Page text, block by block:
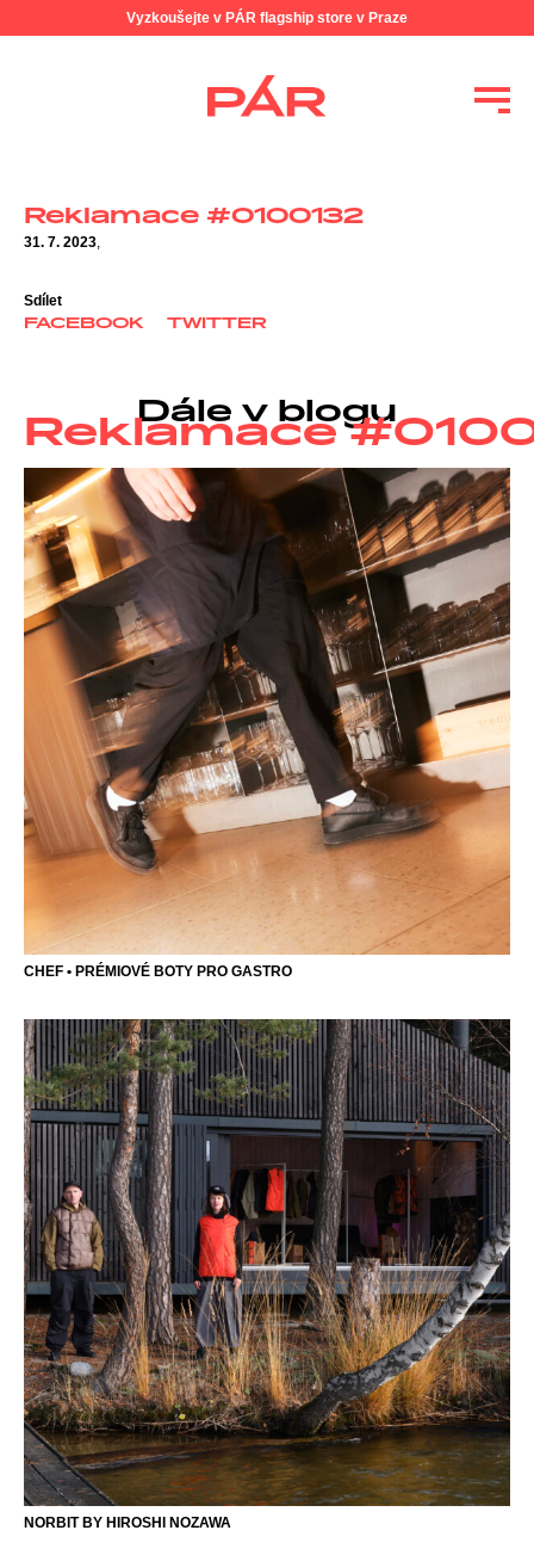
Vyzkoušejte v PÁR flagship store v Praze
Reklamace #0100132
31. 7. 2023,
Sdílet
FACEBOOK TWITTER
Dále v blogu
CHEF • PRÉMIOVÉ BOTY PRO GASTRO
NORBIT BY HIROSHI NOZAWA